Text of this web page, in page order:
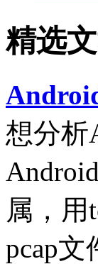
精选
想分析
属，用
pcap文